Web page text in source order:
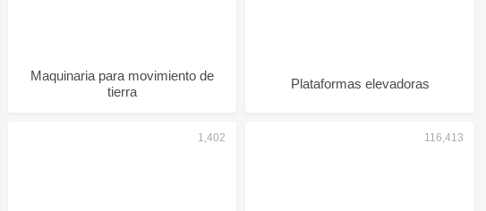
Maquinaria para movimiento de
tierra
Plataformas elevadoras